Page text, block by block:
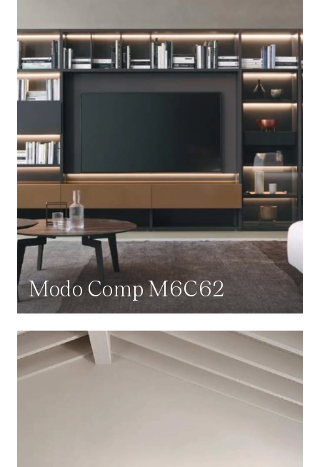
Modo Comp M6C62